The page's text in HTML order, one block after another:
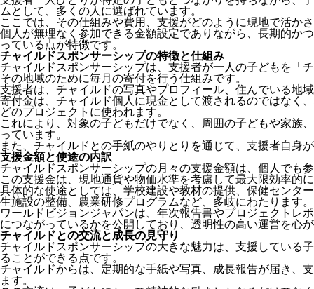
ムとして、多くの人に選ばれています。
ここでは、その仕組みや費用、支援がどのように現地で活か
個人が無理なく参加できる金額設定でありながら、長期的か
っている点が特徴です。
チャイルドスポンサーシップの特徴と仕組み
チャイルドスポンサーシップは、支援者が一人の子どもを「
その地域のために毎月の寄付を行う仕組みです。
支援者は、チャイルドの写真やプロフィール、住んでいる地
寄付金は、チャイルド個人に現金として渡されるのではなく
どのプロジェクトに使われます。
これにより、対象の子どもだけでなく、周囲の子どもや家族
っています。
また、チャイルドとの手紙のやりとりを通じて、支援者自身
支援金額と使途の内訳
チャイルドスポンサーシップの月々の支援金額は、個人でも
この支援金は、現地通貨や物価水準を考慮して最大限効率的
具体的な使途としては、学校建設や教材の提供、保健センタ
生施設の整備、農業研修プログラムなど、多岐にわたります。
ワールドビジョンジャパンは、年次報告書やプロジェクトレ
につながっているかを公開しており、透明性の高い運営を心
チャイルドとの交流と成長の見守り
チャイルドスポンサーシップの大きな魅力は、支援している
ることができる点です。
チャイルドからは、定期的な手紙や写真、成長報告が届き、
ます。